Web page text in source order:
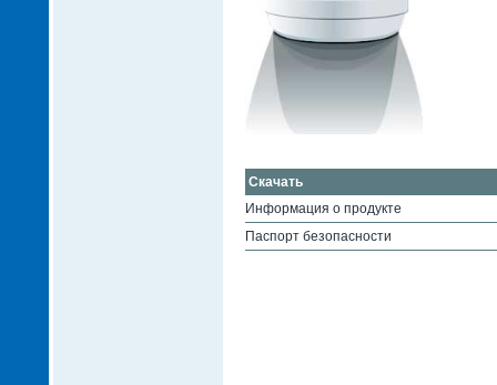
Скачать
Информация о продукте
Паспорт безопасности